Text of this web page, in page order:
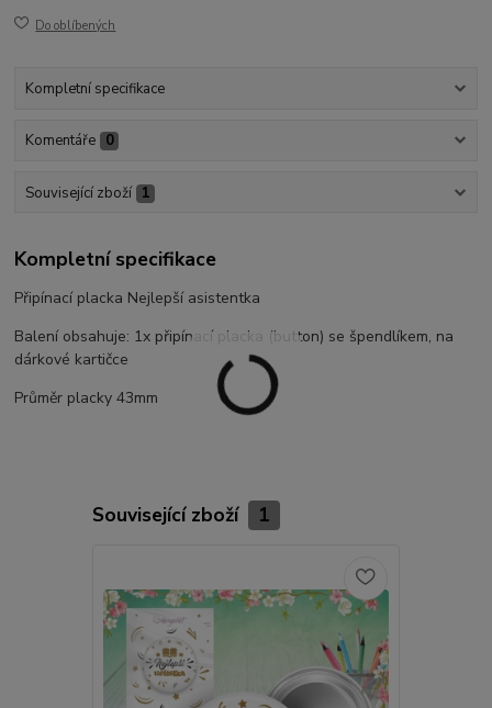
Do oblíbených
Kompletní specifikace
Komentáře 0
Související zboží 1
Kompletní specifikace
Připínací placka Nejlepší asistentka
Balení obsahuje: 1x připínací placka (button) se špendlíkem, na
dárkové kartičce
Průměr placky 43mm
Související zboží 1